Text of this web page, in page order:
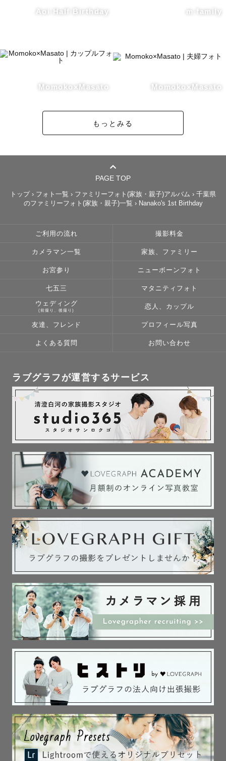
カップルフォトや、海撮影など、網羅的に撮影しておりま
【写真のイメージ】
ナチュラルやフィルム風、ゆるふわなど。さまざまなテイ
ストの写真を、ゲスト様ひとりひとりのご要望に合わせて
僕自身プライベートではフィルムカメラで撮影しているた
め、フィルム風特有のノスタルジックないわゆる「エモい
写真」と「ナチュラル」で主役を引き立てる写真を得意と
しております。
【撮影前のご連絡につきまして】
ただくことでゲスト様に最適な写真をお届けいたします。
にして何を残したいのか。すり合わせの際にみなさまに合
ご連絡は原則として、LINEまたはメールにて差し上げま
す。
しかし、知らないカメラマンに撮影してもらうのは少し不
安だなと思う方もいらっしゃると思います。
その際はテキストのご連絡と合わせて、ZOOM／Google
meet／ビデオ通話／などもご対応いたしますのでお気軽に
ご連絡ください。
【撮影につきまして】
👶ファミリー撮影👶
「些細な気持ちの変化や表情を大切にいたします 」
七五三やお宮参りなどはお子様のご機嫌などをふまえて、
60-90分程度のスピーディーな撮影を推奨しております。
沢山シャッターを切らせていただきますので、撮影枚数
や、クオリティーの変化はございません。
緊張している瞬間や楽しい時間だけではなく、小さな表情
の変化を逃さず撮影いたします。
子どもが好きと言うこともあり、子供と仲良くなるのが得
意です。七五三やお宮参りの撮影もお任せください。ゲス
ト様ご自宅の撮影もご対応いたします☺︎
お子さまの体調や機嫌に合わせて臨機応変に撮影いたしま
Aoi Half Birthday m family
Momoko×Masato Momoko×Masato
もっとみる
PAGE TOP
トップ › フォト一覧 › ファミリーフォト(家族・親子)アルバム › 千葉県
のファミリーフォト(家族・親子)一覧 › Nanako's 1st Birthday
ご利用の流れ 撮影料金
カメラマン一覧 家族、ファミリー
お宮参り ニューボーンフォト
七五三 マタニティフォト
ウェディング
(前撮り、後撮り)
恋人、カップル
友達、フレンド プロフィール写真
よくある質問 お問い合わせ
ラブグラフが運営するサービス